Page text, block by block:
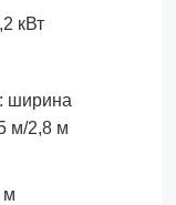
кВт
ширина
м/2,8 м
м